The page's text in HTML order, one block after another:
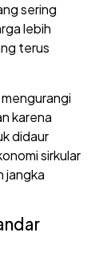
sering
lebih
terus
karena
didaur
sirkular
jangka